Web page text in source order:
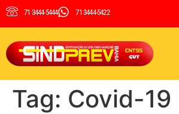
71 3444-5444 71 3444-5422
Tag: Covid-19